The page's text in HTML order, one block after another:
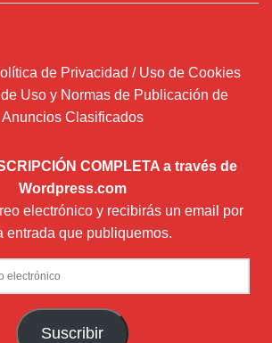
de Privacidad / Uso de Cookies
Uso y Normas de Publicación de
Anuncios Clasificados
COMPLETA a través de
Wordpress.com
electrónico y recibirás un email por
entrada que publiquemos.
Suscribir